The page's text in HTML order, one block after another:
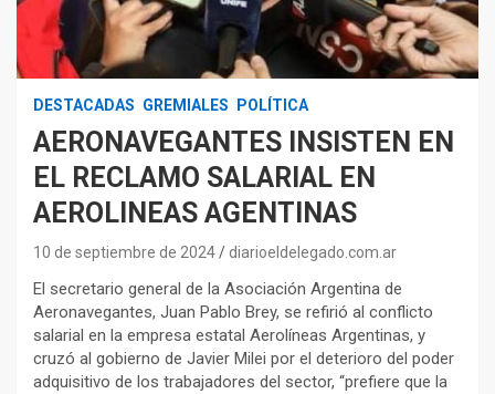
DESTACADAS GREMIALES POLÍTICA
AERONAVEGANTES INSISTEN EN
EL RECLAMO SALARIAL EN
AEROLINEAS AGENTINAS
10 de septiembre de 2024 diarioeldelegado.com.ar
El secretario general de la Asociación Argentina de
Aeronavegantes, Juan Pablo Brey, se refirió al conflicto
salarial en la empresa estatal Aerolíneas Argentinas, y
cruzó al gobierno de Javier Milei por el deterioro del poder
adquisitivo de los trabajadores del sector, “prefiere que la